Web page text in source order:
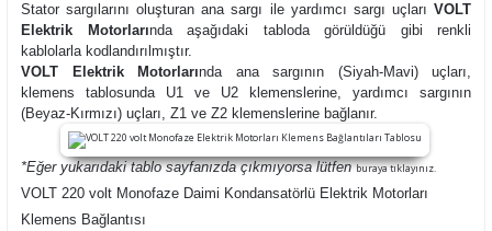
Stator sargılarını oluşturan ana sargı ile yardımcı sargı uçları VOLT
Elektrik Motorlarında aşağıdaki tabloda görüldüğü gibi renkli
kablolarla kodlandırılmıştır.
VOLT Elektrik Motorlarında ana sargının (Siyah-Mavi) uçları,
klemens tablosunda U1 ve U2 klemenslerine, yardımcı sargının
(Beyaz-Kırmızı) uçları, Z1 ve Z2 klemenslerine bağlanır.
*Eğer yukarıdaki tablo sayfanızda çıkmıyorsa lütfenburaya tıklayınız.
VOLT 220 volt Monofaze Daimi Kondansatörlü Elektrik Motorları
Klemens Bağlantısı